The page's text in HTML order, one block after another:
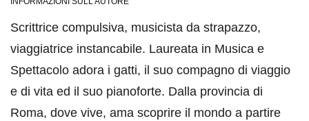
Scrittrice compulsiva, musicista da strapazzo,
viaggiatrice instancabile. Laureata in Musica e
Spettacolo adora i gatti, il suo compagno di viaggio
e di vita ed il suo pianoforte. Dalla provincia di
Roma, dove vive, ama scoprire il mondo a partire